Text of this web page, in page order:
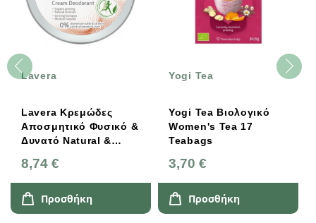
Lavera
Lavera Κρεμώδες
Αποσμητικό Φυσικό &
Δυνατό Natural &
8,74 €
Προσθήκη
Yogi Tea
Yogi Tea Βιολογικό
Women's Tea 17
Teabags
3,70 €
Προσθήκη